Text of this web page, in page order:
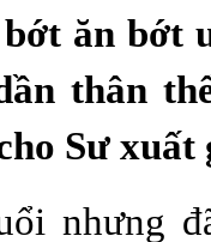
ăn bớt
thân
Sư xuất
nhưng